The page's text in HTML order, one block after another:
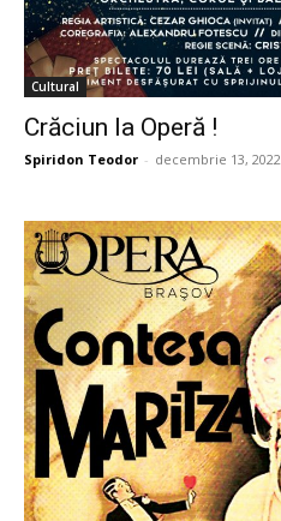
Cultural
Crăciun la Operă !
Spiridon Teodor - decembrie 13, 2022